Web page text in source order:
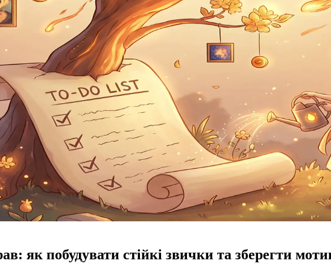
як побудувати стійкі звички та зберегти